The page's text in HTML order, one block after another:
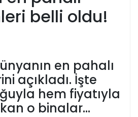
belli oldu!
en pahalı
açıkladı. İşte
hem fiyatıyla
o binalar...